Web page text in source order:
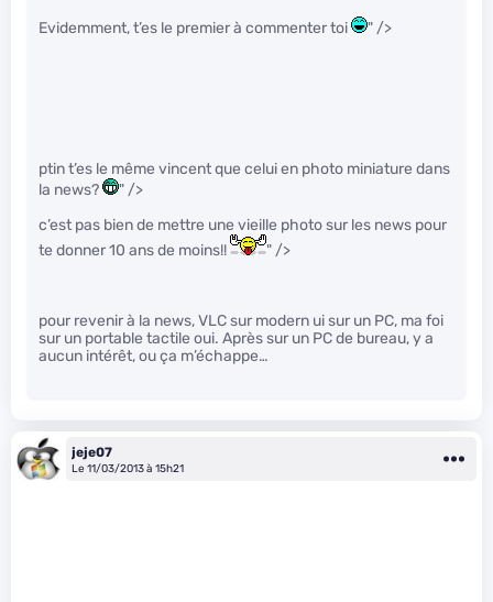
Evidemment, t’es le premier à commenter toi " />
ptin t’es le même vincent que celui en photo miniature dans
la news?
" />
c’est pas bien de mettre une vieille photo sur les news pour
te donner 10 ans de moins!!
" />
pour revenir à la news, VLC sur modern ui sur un PC, ma foi
sur un portable tactile oui. Après sur un PC de bureau, y a
aucun intérêt, ou ça m’échappe…
jeje07
Le 11/03/2013 à 15h21